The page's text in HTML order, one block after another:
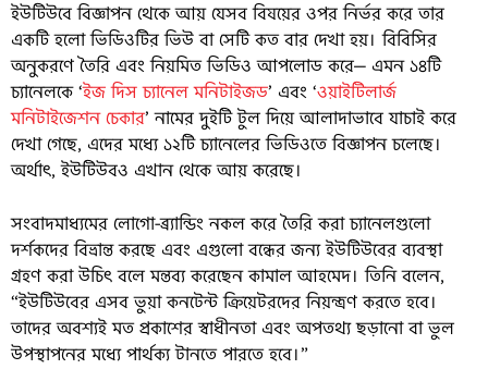
ইউটিউবে বিজ্ঞাপন থেকে আয় যেসব বিষয়ের ওপর নির্ভর করে তার
একটি হলো ভিডিওটির ভিউ বা সেটি কত বার দেখা হয়। বিবিসির
অনুকরণে তৈরি এবং নিয়মিত ভিডিও আপলোড করে— এমন ১৪টি
চ্যানেলকে ‘ইজ দিস চ্যানেল মনিটাইজড’ এবং ‘ওয়াইটিলার্জ
মনিটাইজেশন চেকার’ নামের দুইটি টুল দিয়ে আলাদাভাবে যাচাই করে
দেখা গেছে, এদের মধ্যে ১২টি চ্যানেলের ভিডিওতে বিজ্ঞাপন চলেছে।
অর্থাৎ, ইউটিউবও এখান থেকে আয় করেছে।
সংবাদমাধ্যমের লোগো-ব্র্যান্ডিং নকল করে তৈরি করা চ্যানেলগুলো
দর্শকদের বিভ্রান্ত করছে এবং এগুলো বন্ধের জন্য ইউটিউবের ব্যবস্থা
গ্রহণ করা উচিৎ বলে মন্তব্য করেছেন কামাল আহমেদ। তিনি বলেন,
“ইউটিউবের এসব ভুয়া কনটেন্ট ক্রিয়েটরদের নিয়ন্ত্রণ করতে হবে।
তাদের অবশ্যই মত প্রকাশের স্বাধীনতা এবং অপতথ্য ছড়ানো বা ভুল
উপস্থাপনের মধ্যে পার্থক্য টানতে পারতে হবে।”